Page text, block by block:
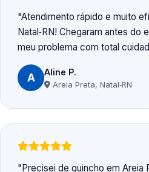
Atendimento rápido e muito
Natal‑RN! Chegaram antes do
meu problema com total
A Aline P.
Areia Preta, Natal‑RN
Precisei de guincho em Areia